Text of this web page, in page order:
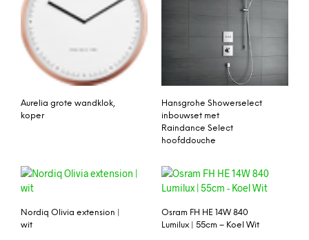
Aurelia grote wandklok,
koper
Hansgrohe Showerselect
inbouwset met
Raindance Select
hoofddouche
Nordiq Olivia extension |
wit
Osram FH HE 14W 840
Lumilux | 55cm – Koel Wit